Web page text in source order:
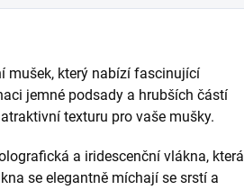
mušek, který nabízí fascinující
jemné podsady a hrubších částí
texturu pro vaše mušky.
a iridescenční vlákna, která
se elegantně míchají se srstí a